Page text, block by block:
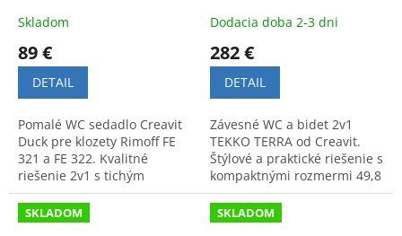
Skladom
89 €
DETAIL
Pomalé WC sedadlo Creavit
Duck pre klozety Rimoff FE
321 a FE 322. Kvalitné
riešenie 2v1 s tichým
zatváraním a štýlovým
dizajnom pre maximálny
komfort.
Dodacia doba 2-3 dni
282 €
DETAIL
Závesné WC a bidet 2v1
TEKKO TERRA od Creavit.
Štýlové a praktické riešenie s
kompaktnými rozmermi 49,8
x 35,5 cm. Moderný dizajn a
maximálny komfort.
SKLADOM SKLADOM